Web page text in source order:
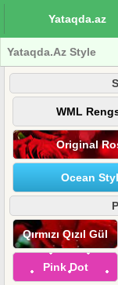
Yataqda.az
Yataqda.Az Style
WML
Original
Ocean
Qırmızı Qızıl Gül
Pink Dot